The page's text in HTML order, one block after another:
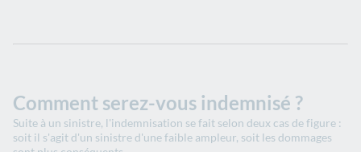
Comment serez-vous indemnisé ?
Suite à un sinistre, l'indemnisation se fait selon deux cas de figure :
soit il s'agit d'un sinistre d'une faible ampleur, soit les dommages